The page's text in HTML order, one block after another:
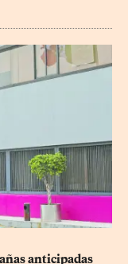
anticipadas